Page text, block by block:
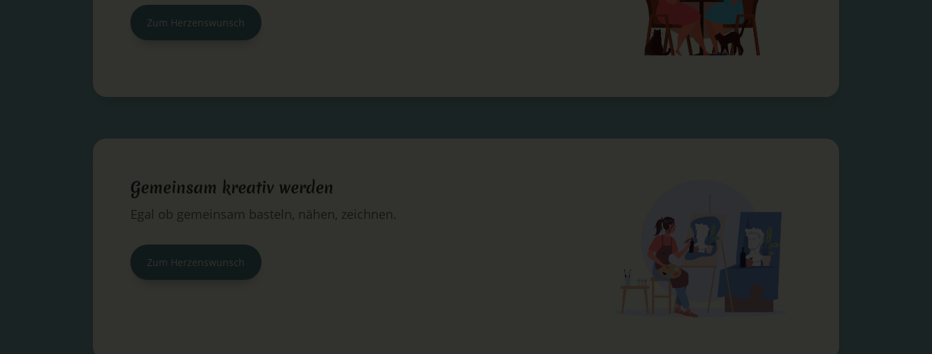
Zum Herzenswunsch
Gemeinsam kreativ werden
Egal ob gemeinsam basteln, nähen, zeichnen.
Zum Herzenswunsch